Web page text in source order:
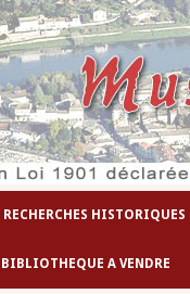
RECHERCHES HISTORIQUES
BIBLIOTHEQUE A VENDRE